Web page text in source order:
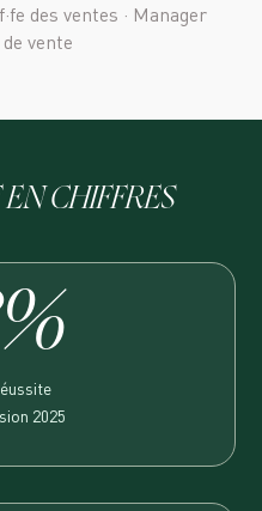
des ventes · Manager
vente
CHIFFRES
2025